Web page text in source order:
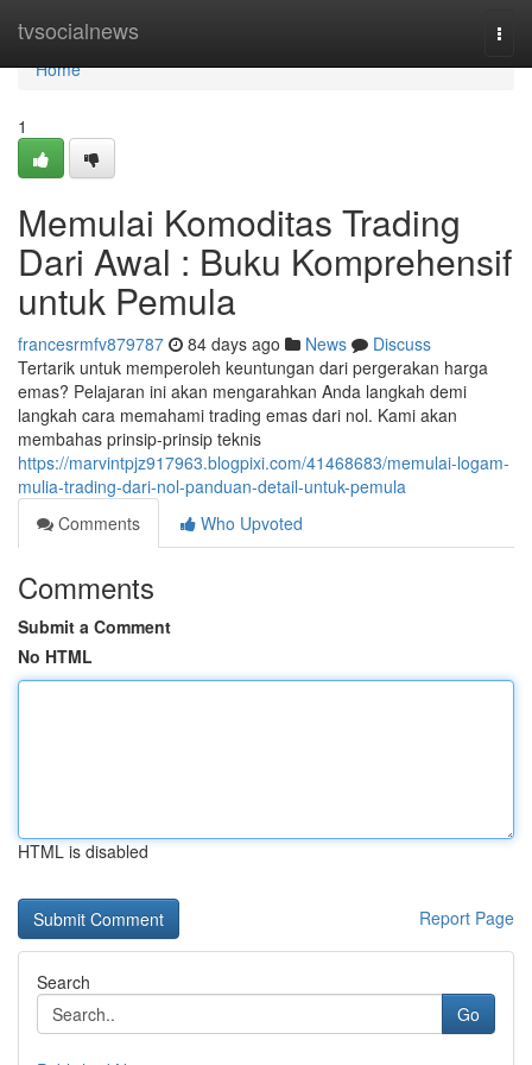
tvsocialnews
Home
Home
1
Memulai Komoditas Trading
Dari Awal : Buku Komprehensif
untuk Pemula
francesrmfv879787 84 days ago News
Discuss
Tertarik untuk memperoleh keuntungan dari pergerakan harga
emas? Pelajaran ini akan mengarahkan Anda langkah demi
langkah cara memahami trading emas dari nol. Kami akan
membahas prinsip-prinsip teknis
https://marvintpjz917963.blogpixi.com/41468683/memulai-logam-
mulia-trading-dari-nol-panduan-detail-untuk-pemula
Comments
Who Upvoted
Comments
Submit a Comment
No HTML
HTML is disabled
Report Page
Search
Go